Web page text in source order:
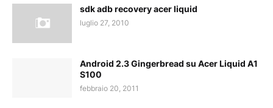
sdk adb recovery acer liquid
luglio 27, 2010
Android 2.3 Gingerbread su Acer Liquid A1
S100
febbraio 20, 2011